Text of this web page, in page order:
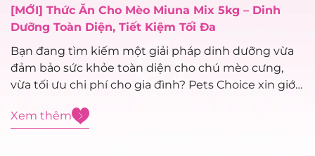
[MỚI] Thức Ăn Cho Mèo Miuna Mix 5kg – Dinh
Dưỡng Toàn Diện, Tiết Kiệm Tối Đa
Bạn đang tìm kiếm một giải pháp dinh dưỡng vừa
đảm bảo sức khỏe toàn diện cho chú mèo cưng,
vừa tối ưu chi phí cho gia đình? Pets Choice xin giới
cho mèo Miuna Mix 5kg – dòng...
Xem thêm